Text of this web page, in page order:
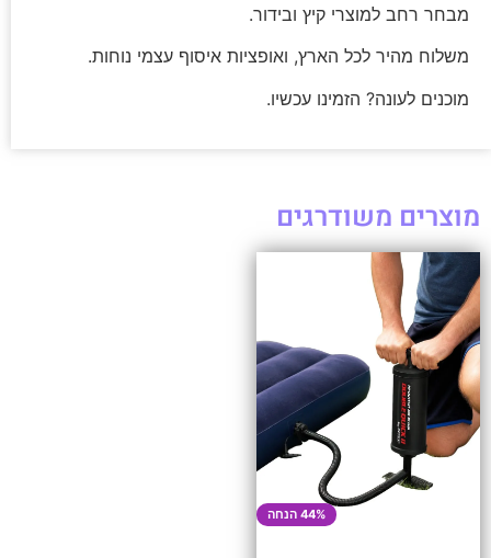
מבחר רחב למוצרי קיץ ובידור.
משלוח מהיר לכל הארץ, ואופציות איסוף עצמי נוחות.
מוכנים לעונה? הזמינו עכשיו.
מוצרים משודרגים
44% הנחה